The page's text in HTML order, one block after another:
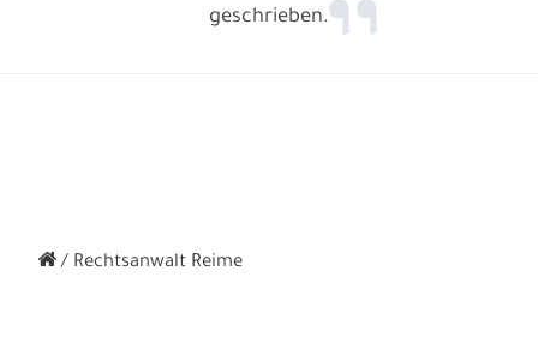
geschrieben.
Rechtsanwalt Reime